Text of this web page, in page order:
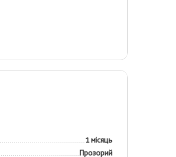
1 місяць
Прозорий